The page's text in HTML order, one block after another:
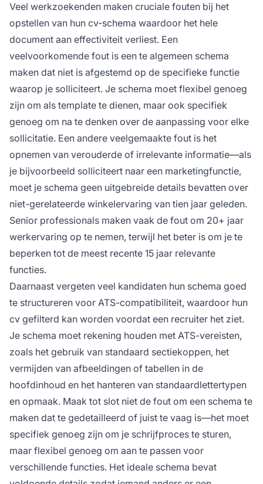
Veel werkzoekenden maken cruciale fouten bij het
opstellen van hun cv-schema waardoor het hele
document aan effectiviteit verliest. Een
veelvoorkomende fout is een te algemeen schema
maken dat niet is afgestemd op de specifieke functie
waarop je solliciteert. Je schema moet flexibel genoeg
zijn om als template te dienen, maar ook specifiek
genoeg om na te denken over de aanpassing voor elke
sollicitatie. Een andere veelgemaakte fout is het
opnemen van verouderde of irrelevante informatie—als
je bijvoorbeeld solliciteert naar een marketingfunctie,
moet je schema geen uitgebreide details bevatten over
niet-gerelateerde winkelervaring van tien jaar geleden.
Senior professionals maken vaak de fout om 20+ jaar
werkervaring op te nemen, terwijl het beter is om je te
beperken tot de meest recente 15 jaar relevante
functies.
Daarnaast vergeten veel kandidaten hun schema goed
te structureren voor ATS-compatibiliteit, waardoor hun
cv gefilterd kan worden voordat een recruiter het ziet.
Je schema moet rekening houden met ATS-vereisten,
zoals het gebruik van standaard sectiekoppen, het
vermijden van afbeeldingen of tabellen in de
hoofdinhoud en het hanteren van standaardlettertypen
en opmaak. Maak tot slot niet de fout om een schema te
maken dat te gedetailleerd of juist te vaag is—het moet
specifiek genoeg zijn om je schrijfproces te sturen,
maar flexibel genoeg om aan te passen voor
verschillende functies. Het ideale schema bevat